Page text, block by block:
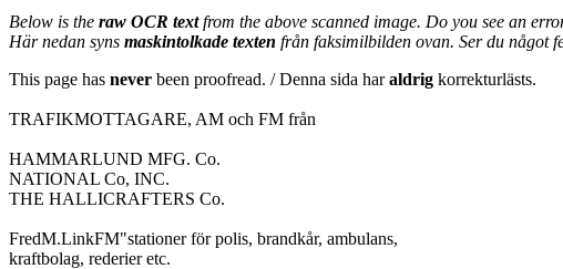
Below is the raw OCR textfrom the above scanned image. Do you see an
Här nedan syns maskintolkade texten från faksimilbilden ovan. Ser du något
This page has never been proofread. / Denna sida haraldrig korrekturlästs.
TRAFIKMOTTAGARE, AM och FM från
HAMMARLUND MFG. Co.
NATIONAL Co, INC.
THE HALLICRAFTERS Co.
FredM.LinkFM"stationer för polis, brandkår, ambulans,
kraftbolag, rederier etc.